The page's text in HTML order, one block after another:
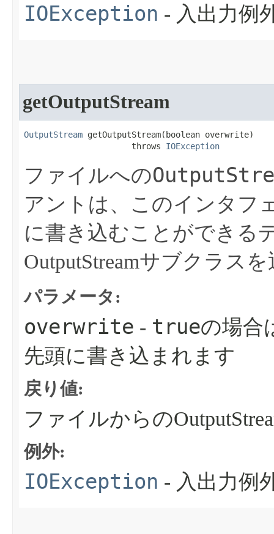
IOException - 入出力例
getOutputStream
OutputStream getOutputStream​(boolean overwrite)
                      throws
IOException
ファイルへの
アントは、このインタフ
に書き込むことができる
OutputStreamサブクラス
パラメータ:
overwrite - trueの場合
先頭に書き込まれます
戻り値:
ファイルからの
例外:
IOException - 入出力例